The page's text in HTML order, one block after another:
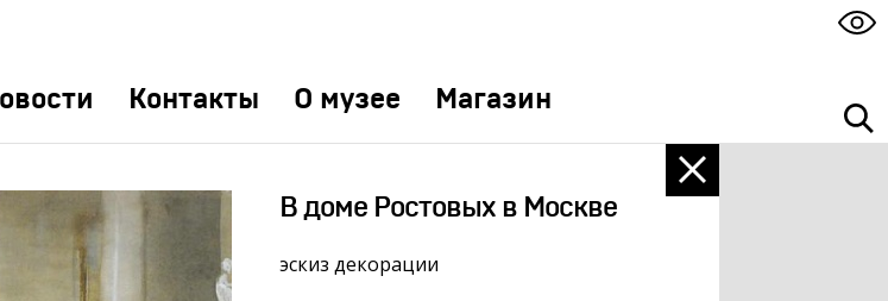
Контакты О музее Магазин
В доме Ростовых в Москве
эскиз декорации